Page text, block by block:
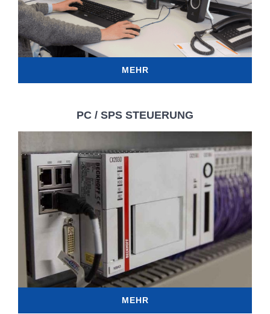
MEHR
PC / SPS STEUERUNG
MEHR